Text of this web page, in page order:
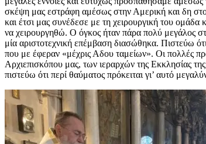
σκέψη μας εστράφη αμέσως στην Αμερική και δη
και έτσι μας συνέδεσε με τη χειρουργική του
να χειρουργηθώ. Ο όγκος ήταν πάρα πολύ μεγάλος
μία αριστοτεχνική επέμβαση διασώθηκα. Πιστεύω
που με έφεραν «μέχρις Αδου ταμείων». Οι πολλές
Αρχιεπισκόπου μας, των ιεραρχών της Εκκλησίας
πιστεύω ότι περί θαύματος πρόκειται γι’ αυτό